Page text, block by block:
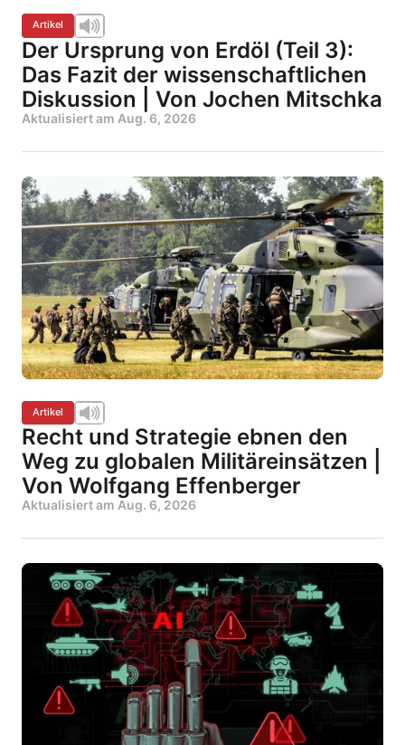
Artikel
Der Ursprung von Erdöl (Teil 3):
Das Fazit der wissenschaftlichen
Diskussion | Von Jochen Mitschka
Aktualisiert am Aug. 6, 2026
Artikel
Recht und Strategie ebnen den
Weg zu globalen Militäreinsätzen |
Von Wolfgang Effenberger
Aktualisiert am Aug. 6, 2026